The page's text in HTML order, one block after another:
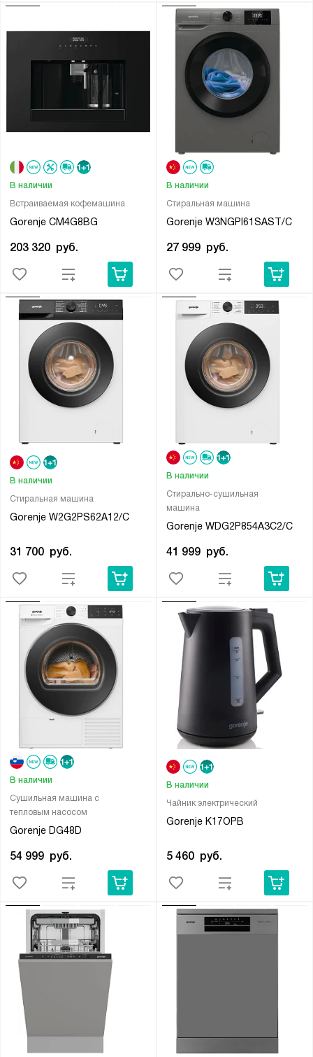
Встраиваемая кофемашина
Gorenje CM4G8BG
В наличии
203 320 руб.
Стиральная машина
Gorenje W3NGPI61SAST/C
В наличии
27 999 руб.
Стиральная машина
Gorenje W2G2PS62A12/C
В наличии
31 700 руб.
Стирально-сушильная
машина
Gorenje WDG2P854A3C2/C
В наличии
41 999 руб.
Сушильная машина с
тепловым насосом
Gorenje DG48D
В наличии
54 999 руб.
Чайник электрический
Gorenje K17OPB
В наличии
5 460 руб.